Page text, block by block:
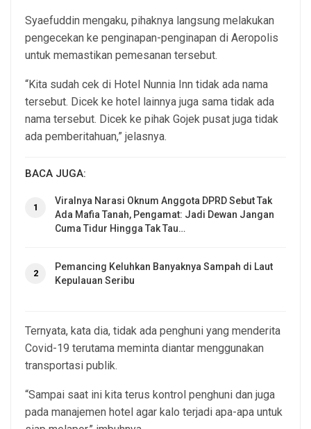
Syaefuddin mengaku, pihaknya langsung melakukan
pengecekan ke penginapan-penginapan di Aeropolis
untuk memastikan pemesanan tersebut.
“Kita sudah cek di Hotel Nunnia Inn tidak ada nama
tersebut. Dicek ke hotel lainnya juga sama tidak ada
nama tersebut. Dicek ke pihak Gojek pusat juga tidak
ada pemberitahuan,” jelasnya.
BACA JUGA:
1
Viralnya Narasi Oknum Anggota DPRD Sebut Tak
Ada Mafia Tanah, Pengamat: Jadi Dewan Jangan
Cuma Tidur Hingga Tak Tau…
2
Pemancing Keluhkan Banyaknya Sampah di Laut
Kepulauan Seribu
Ternyata, kata dia, tidak ada penghuni yang menderita
Covid-19 terutama meminta diantar menggunakan
transportasi publik.
“Sampai saat ini kita terus kontrol penghuni dan juga
pada manajemen hotel agar kalo terjadi apa-apa untuk